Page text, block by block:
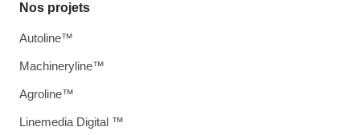
Nos projets
Autoline™
Machineryline™
Agroline™
Linemedia Digital ™